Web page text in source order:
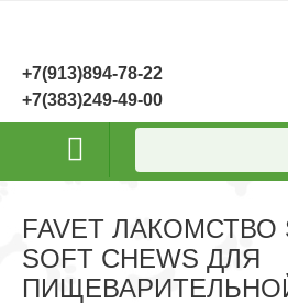
+7(913)894-78-22
+7(383)249-49-00
FAVET ЛАКОМСТВО
SOFT CHEWS ДЛЯ